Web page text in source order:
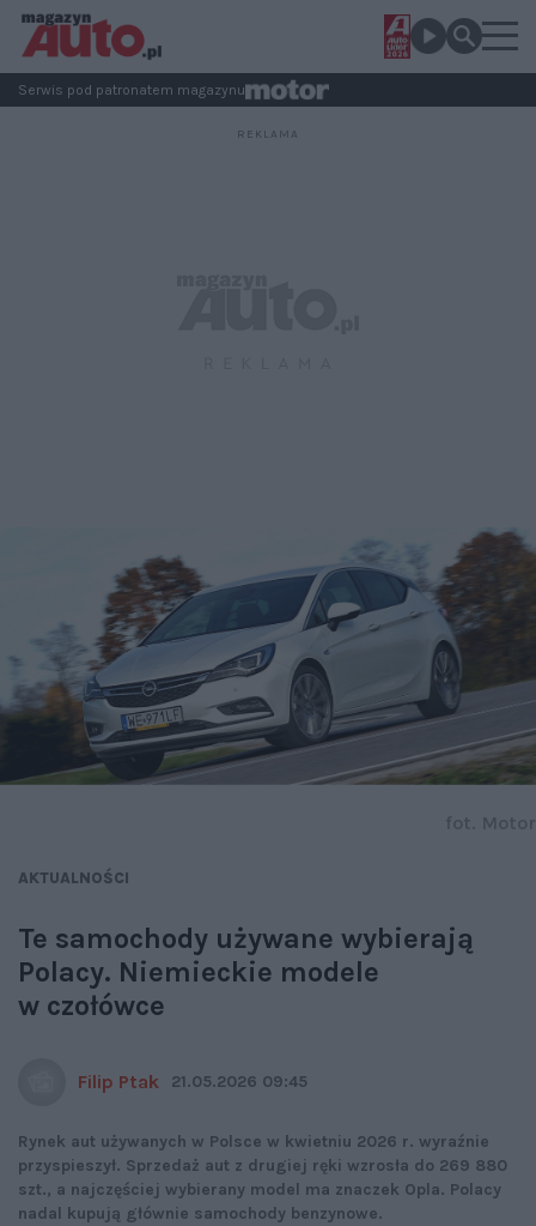
Serwis pod patronatem magazynu
AKTUALNOŚCI
Te samochody używane wybierają
Polacy. Niemieckie modele
w czołówce
Filip Ptak 21.05.2026 09:45
Rynek aut używanych w Polsce w kwietniu 2026 r. wyraźnie
przyspieszył. Sprzedaż aut z drugiej ręki wzrosła do 269 880
szt., a najczęściej wybierany model ma znaczek Opla. Polacy
nadal kupują głównie samochody benzynowe.